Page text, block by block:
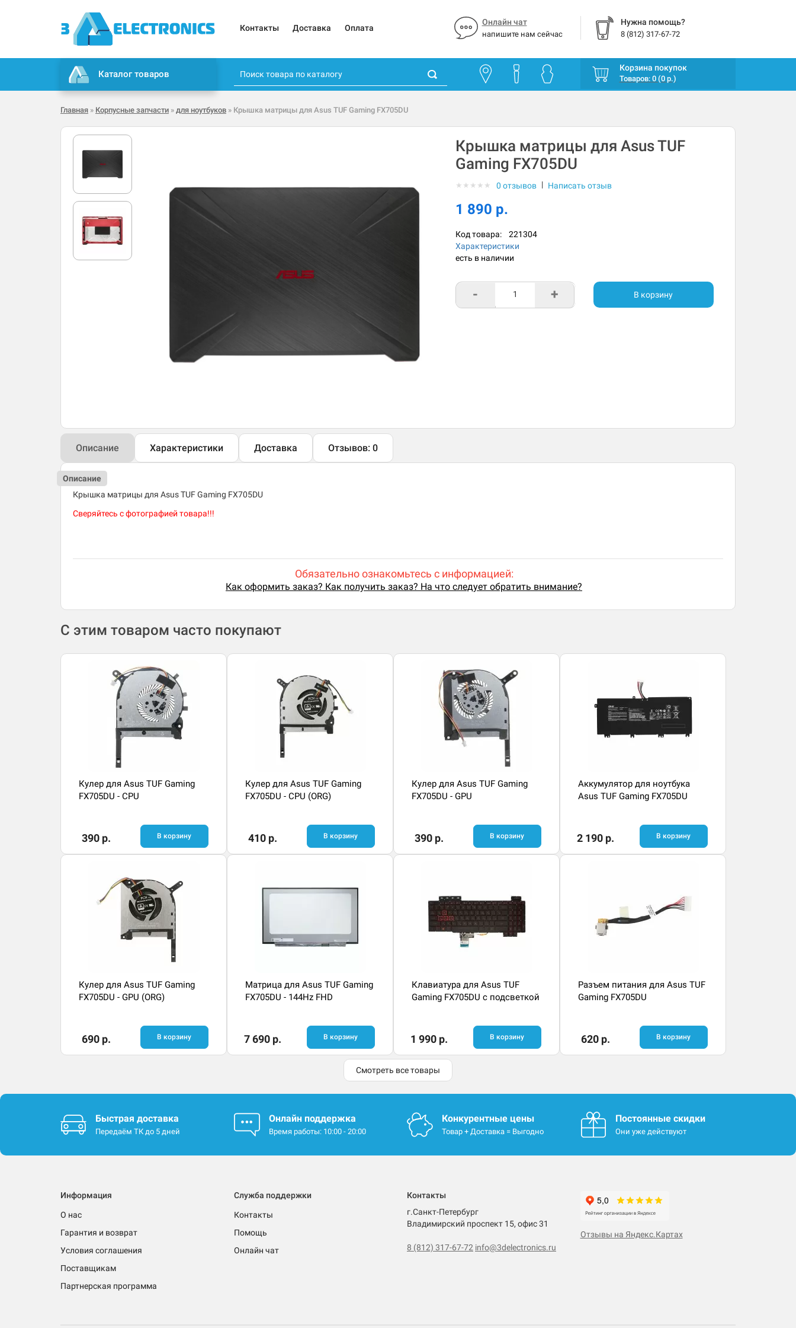
Контакты Доставка Оплата
Онлайн чат
напишите нам сейчас
Нужна помощь?
8 (812) 317-67-72
Каталог товаров
Корзина покупок
Товаров: 0 (0 р.)
Главная » Корпусные запчасти » для ноутбуков » Крышка матрицы для Asus TUF Gaming FX705DU
Крышка матрицы для Asus TUF
Gaming FX705DU
★ ★ ★ ★ ★ 0 отзывов | Написать отзыв
1 890 р.
Код товара: 221304
Характеристики
есть в наличии
- + В корзину
Описание Характеристики Доставка Отзывов: 0
Описание
Крышка матрицы для Asus TUF Gaming FX705DU
Сверяйтесь с фотографией товара!!!
Обязательно ознакомьтесь с информацией:
Как оформить заказ? Как получить заказ? На что следует обратить внимание?
С этим товаром часто покупают
Кулер для Asus TUF Gaming
FX705DU - CPU
390 р. В корзину
Кулер для Asus TUF Gaming
FX705DU - CPU (ORG)
410 р. В корзину
Кулер для Asus TUF Gaming
FX705DU - GPU
390 р. В корзину
Аккумулятор для ноутбука
Asus TUF Gaming FX705DU
2 190 р. В корзину
Кулер для Asus TUF Gaming
FX705DU - GPU (ORG)
690 р. В корзину
Матрица для Asus TUF Gaming
FX705DU - 144Hz FHD
7 690 р. В корзину
Клавиатура для Asus TUF
Gaming FX705DU с подсветкой
1 990 р. В корзину
Разъем питания для Asus TUF
Gaming FX705DU
620 р. В корзину
Смотреть все товары
Быстрая доставка
Передаём ТК до 5 дней
Онлайн поддержка
Время работы: 10:00 - 20:00
Конкурентные цены
Товар + Доставка = Выгодно
Постоянные скидки
Они уже действуют
Информация
О нас
Гарантия и возврат
Условия соглашения
Поставщикам
Партнерская программа
Служба поддержки
Контакты
Помощь
Онлайн чат
Контакты
г.Санкт-Петербург
Владимирский проспект 15, офис 31
8 (812) 317-67-72 info@3delectronics.ru
Отзывы на Яндекс.Картах